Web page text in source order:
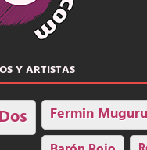
Y ARTISTAS
Fermin